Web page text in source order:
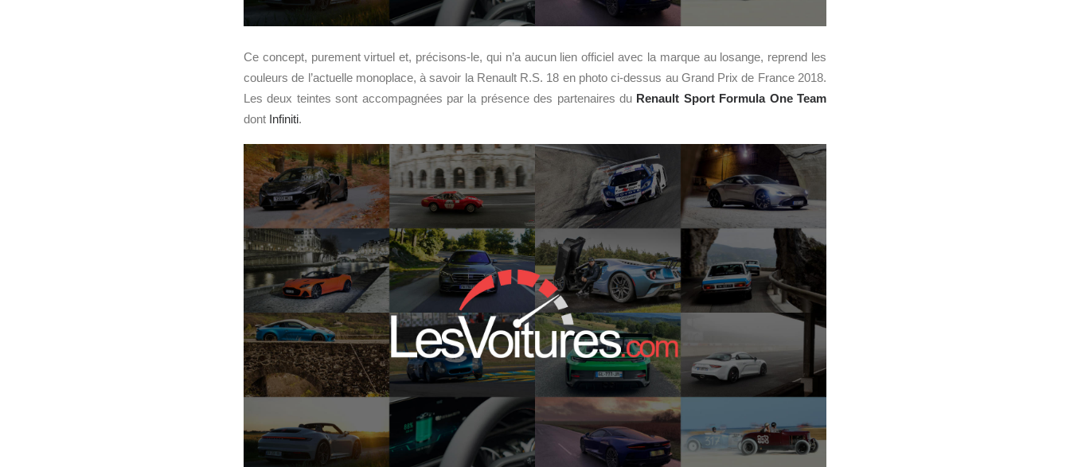
Ce concept, purement virtuel et, précisons-le, qui n’a aucun lien officiel avec la marque au losange, reprend les
couleurs de l’actuelle monoplace, à savoir la Renault R.S. 18 en photo ci-dessus au Grand Prix de France 2018.
Les deux teintes sont accompagnées par la présence des partenaires du Renault Sport Formula One Team
dont Infiniti.